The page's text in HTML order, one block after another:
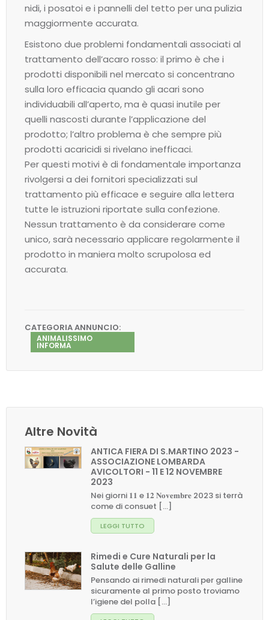
nidi, i posatoi e i pannelli del tetto per una pulizia
maggiormente accurata.
Esistono due problemi fondamentali associati al
trattamento dell’acaro rosso: il primo è che i
prodotti disponibili nel mercato si concentrano
sulla loro efficacia quando gli acari sono
individuabili all’aperto, ma è quasi inutile per
quelli nascosti durante l’applicazione del
prodotto; l’altro problema è che sempre più
prodotti acaricidi si rivelano inefficaci.
Per questi motivi è di fondamentale importanza
rivolgersi a dei fornitori specializzati sul
trattamento più efficace e seguire alla lettera
tutte le istruzioni riportate sulla confezione.
Nessun trattamento è da considerare come
unico, sarà necessario applicare regolarmente il
prodotto in maniera molto scrupolosa ed
accurata.
CATEGORIA ANNUNCIO:
ANIMALISSIMO
INFORMA
Altre Novità
ANTICA FIERA DI S.MARTINO 2023 -
ASSOCIAZIONE LOMBARDA
AVICOLTORI - 11 E 12 NOVEMBRE
2023
Nei giorni 𝟏𝟏 e 𝟏𝟐 𝐍𝐨𝐯𝐞𝐦𝐛𝐫𝐞 2023 si terrà
come di consuet [...]
LEGGI TUTTO
Rimedi e Cure Naturali per la
Salute delle Galline
Pensando ai rimedi naturali per galline
sicuramente al primo posto troviamo
l’igiene del polla [...]